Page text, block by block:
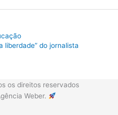
liberdade” do jornalista
os direitos reservados
Weber.